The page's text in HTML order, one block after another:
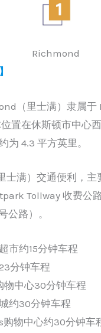
Richmond
（里士满）隶属于
置在休斯顿市中心
为 4.3 平方英里。
士满）交通便利，主
Tollway 收费公
公路）。
市约15分钟车程
分钟车程
物中心30分钟车程
约30分钟车程
物中心约30分钟车